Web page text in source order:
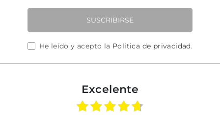
SUSCRIBIRSE
He leído y acepto la Política de privacidad.
Excelente